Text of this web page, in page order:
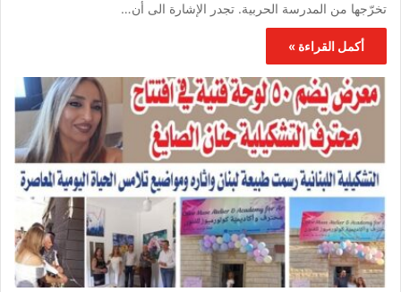
تخرّجها من المدرسة الحربية. تجدر الإشارة الى أن…
أكمل القراءة »